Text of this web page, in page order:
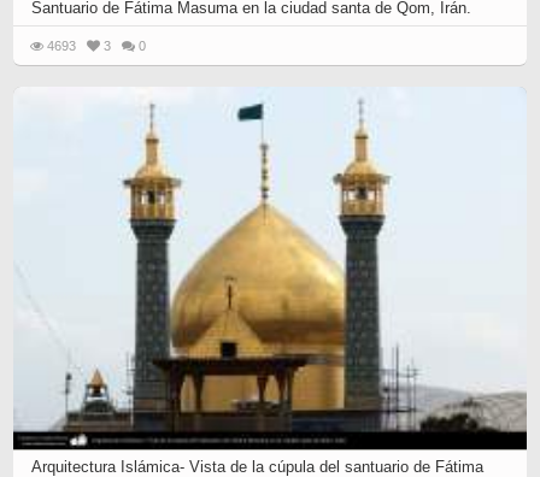
Santuario de Fátima Masuma en la ciudad santa de Qom, Irán.
4693 3 0
Arquitectura Islámica- Vista de la cúpula del santuario de Fátima